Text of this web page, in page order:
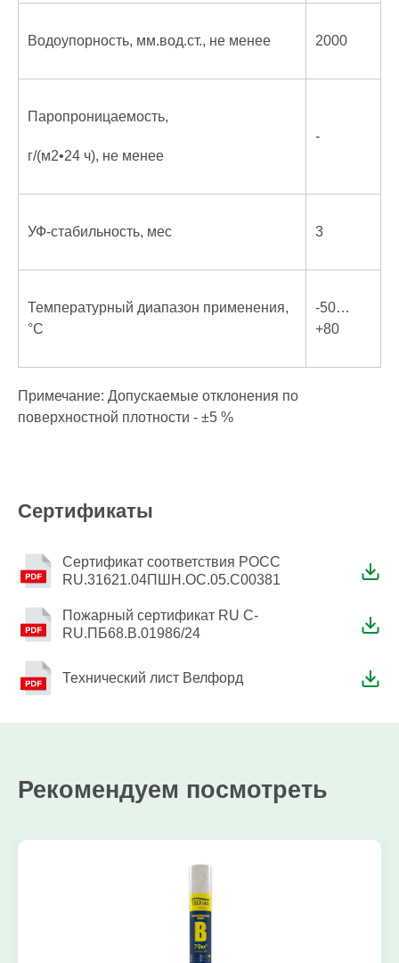
Водоупорность, мм.вод.ст., не менее 2000
Паропроницаемость,
г/(м2•24 ч), не менее
-
УФ-стабильность, мес 3
Температурный диапазон применения,
°С
-50…
+80
Примечание: Допускаемые отклонения по
поверхностной плотности - ±5 %
Сертификаты
Сертификат соответствия РОСС
RU.31621.04ПШН.ОС.05.С00381
Пожарный сертификат RU C-
RU.ПБ68.В.01986/24
Технический лист Велфорд
Рекомендуем посмотреть